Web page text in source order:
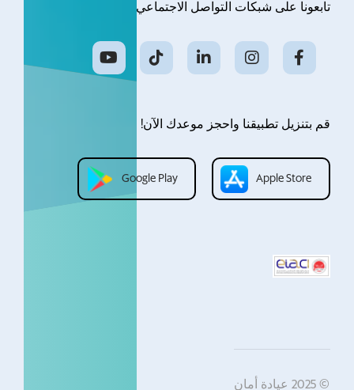
تابعونا على شبكات التواصل الاجتماعي
قم بتنزيل تطبيقنا واحجز موعدك الآن!
Google Play Apple Store
© 2025 عيادة أمان